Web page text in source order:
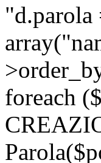
foreach